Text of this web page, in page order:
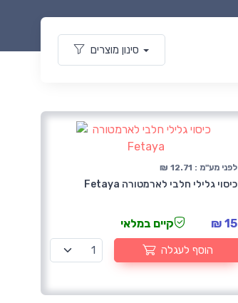
סינון מוצרים
לפני מע"מ : 12.71 ₪
כיסוי גלילי חלבי לארמטורה Fetaya
15 ₪ קיים במלאי
הוסף לעגלה